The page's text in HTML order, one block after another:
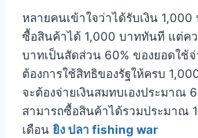
หลายคนเข้าใจว่าได้รับเงิน
ซื้อสินค้าได้ 1,000 บาททันที แต่คว
บาทเป็นสัดส่วน 60% ของยอดใช้
ต้องการใช้สิทธิของรัฐให้ครบ
จะต้องจ่ายเงินสมทบเองประมาณ
สามารถซื้อสินค้าได้รวมประมาณ
เดือน ยิง ปลา fishing war